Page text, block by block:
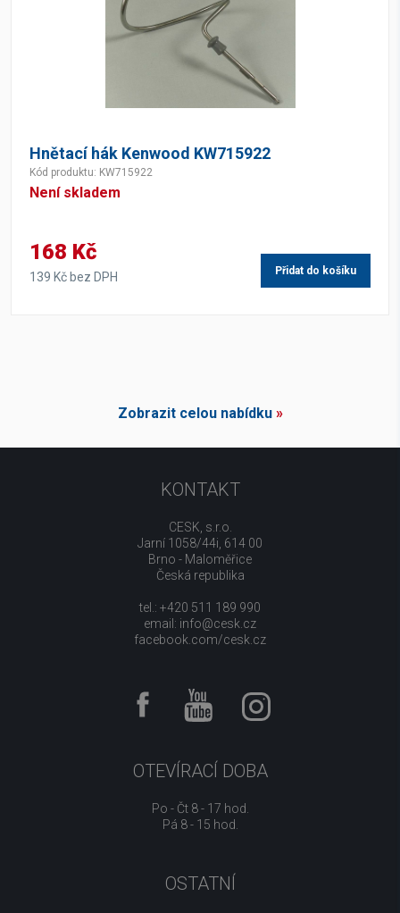
Hnětací hák Kenwood KW715922
Kód produktu: KW715922
Není skladem
168 Kč
139 Kč bez DPH Přidat do košíku
Zobrazit celou nabídku»
KONTAKT
CESK, s.r.o.
Jarní 1058/44i, 614 00
Brno - Maloměřice
Česká republika
tel.: +420 511 189 990
email: info@cesk.cz
facebook.com/cesk.cz
OTEVÍRACÍ DOBA
Po - Čt 8 - 17 hod.
Pá 8 - 15 hod.
OSTATNÍ